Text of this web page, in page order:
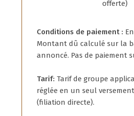
offerte)
Conditions de paiement :
Montant dû calculé sur la
annoncé. Pas de paiement
Tarif: Tarif de groupe
réglée en un seul
(filiation directe).